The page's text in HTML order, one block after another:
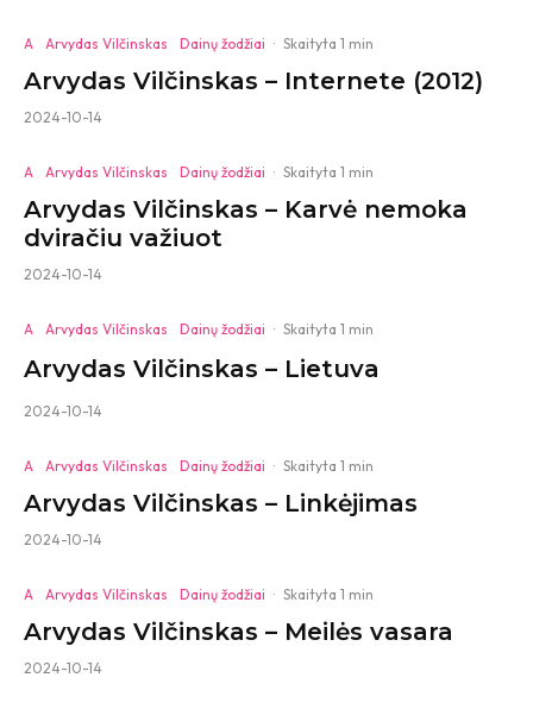
A Arvydas Vilčinskas Dainų žodžiai · Skaityta 1 min
Arvydas Vilčinskas – Internete (2012)
2024-10-14
A Arvydas Vilčinskas Dainų žodžiai · Skaityta 1 min
Arvydas Vilčinskas – Karvė nemoka
dviračiu važiuot
2024-10-14
A Arvydas Vilčinskas Dainų žodžiai · Skaityta 1 min
Arvydas Vilčinskas – Lietuva
2024-10-14
A Arvydas Vilčinskas Dainų žodžiai · Skaityta 1 min
Arvydas Vilčinskas – Linkėjimas
2024-10-14
A Arvydas Vilčinskas Dainų žodžiai · Skaityta 1 min
Arvydas Vilčinskas – Meilės vasara
2024-10-14